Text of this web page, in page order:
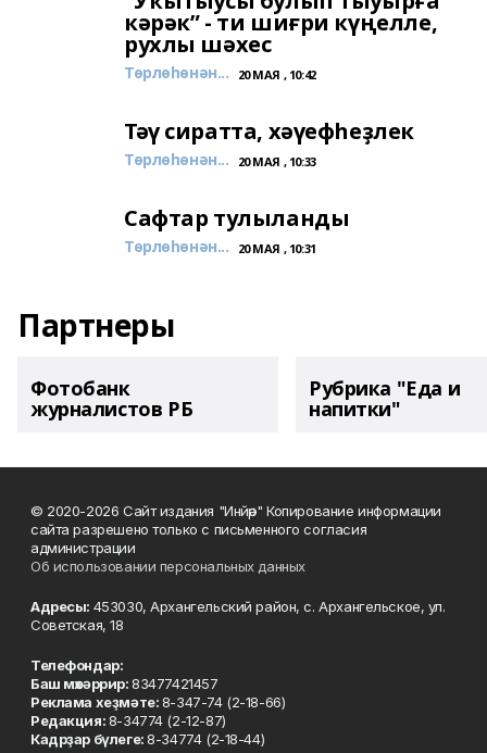
кәрәк” - ти шиғри күңелле,
рухлы шәхес
Төрлөһөнән... 20 МАЯ , 10:42
Тәү сиратта, хәүефһеҙлек
Төрлөһөнән... 20 МАЯ , 10:33
Сафтар тулыланды
Төрлөһөнән... 20 МАЯ , 10:31
Партнеры
Фотобанк
журналистов РБ
Рубрика "Еда и
напитки"
© 2020-2026 Сайт издания "Инйәр" Копирование информации
сайта разрешено только с письменного согласия
администрации
Об использовании персональных данных
Адресы: 453030, Архангельский район, с. Архангельское, ул.
Советская, 18
Телефондар:
Баш мөхәррир:83477421457
Реклама хеҙмәте:8-347-74 (2-18-66)
Редакция:8-34774 (2-12-87)
Кадрҙар бүлеге:8-34774 (2-18-44)